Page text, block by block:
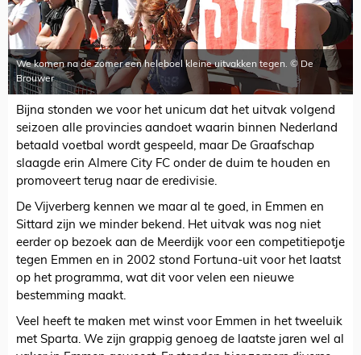
We komen na de zomer een heleboel kleine uitvakken tegen. © De
Brouwer
Bijna stonden we voor het unicum dat het uitvak volgend
seizoen alle provincies aandoet waarin binnen Nederland
betaald voetbal wordt gespeeld, maar De Graafschap
slaagde erin Almere City FC onder de duim te houden en
promoveert terug naar de eredivisie.
De Vijverberg kennen we maar al te goed, in Emmen en
Sittard zijn we minder bekend. Het uitvak was nog niet
eerder op bezoek aan de Meerdijk voor een competitiepotje
tegen Emmen en in 2002 stond Fortuna-uit voor het laatst
op het programma, wat dit voor velen een nieuwe
bestemming maakt.
Veel heeft te maken met winst voor Emmen in het tweeluik
met Sparta. We zijn grappig genoeg de laatste jaren wel al